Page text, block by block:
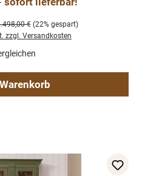
Preis:
€ (22% gespart)
zzgl. Versandkosten